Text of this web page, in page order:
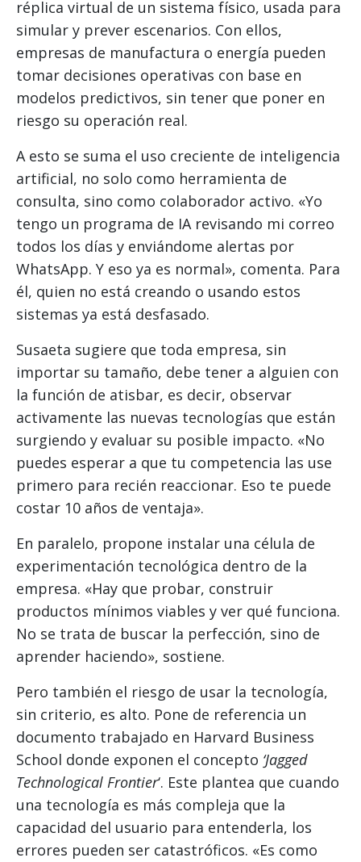
réplica virtual de un sistema físico, usada para
simular y prever escenarios. Con ellos,
empresas de manufactura o energía pueden
tomar decisiones operativas con base en
modelos predictivos, sin tener que poner en
riesgo su operación real.
A esto se suma el uso creciente de inteligencia
artificial, no solo como herramienta de
consulta, sino como colaborador activo. «Yo
tengo un programa de IA revisando mi correo
todos los días y enviándome alertas por
WhatsApp. Y eso ya es normal», comenta. Para
él, quien no está creando o usando estos
sistemas ya está desfasado.
Susaeta sugiere que toda empresa, sin
importar su tamaño, debe tener a alguien con
la función de atisbar, es decir, observar
activamente las nuevas tecnologías que están
surgiendo y evaluar su posible impacto. «No
puedes esperar a que tu competencia las use
primero para recién reaccionar. Eso te puede
costar 10 años de ventaja».
En paralelo, propone instalar una célula de
experimentación tecnológica dentro de la
empresa. «Hay que probar, construir
productos mínimos viables y ver qué funciona.
No se trata de buscar la perfección, sino de
aprender haciendo», sostiene.
Pero también el riesgo de usar la tecnología,
sin criterio, es alto. Pone de referencia un
documento trabajado en Harvard Business
School donde exponen el concepto ‘Jagged
Technological Frontier‘. Este plantea que cuando
una tecnología es más compleja que la
capacidad del usuario para entenderla, los
errores pueden ser catastróficos. «Es como